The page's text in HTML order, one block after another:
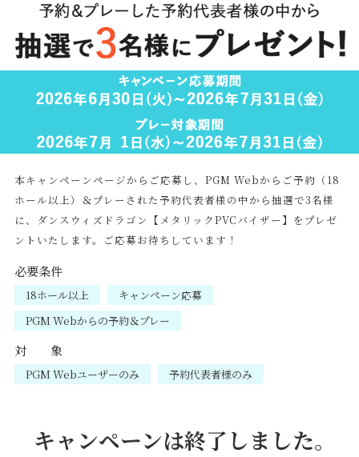
本キャンペーンページからご応募し、PGM Webからご予約（18
ホール以上）＆プレーされた予約代表者様の中から抽選で3名様
に、ダンスウィズドラゴン【メタリックPVCバイザー】をプレゼ
ントいたします。ご応募お待ちしています！
必要条件
18ホール以上
キャンペーン応募
PGM Webからの予約＆プレー
対 象
PGM Webユーザーのみ 予約代表者様のみ
キャンペーンは終了しました。